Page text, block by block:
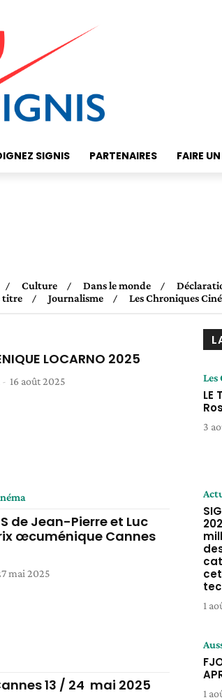
SIGNIS PARTENAIRES FAIRE
Culture Dans le monde
titre Journalisme Les Chroniques
LOCARNO 2025
- 16 août 2025
de Jean-Pierre et Luc
œcuménique Cannes
mai 2025
13 / 24 mai 2025
Les
LE
3
1
1